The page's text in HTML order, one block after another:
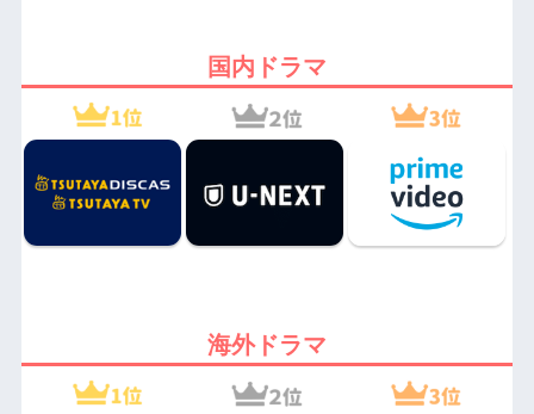
国内ドラマ
海外ドラマ